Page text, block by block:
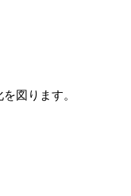
図ります。